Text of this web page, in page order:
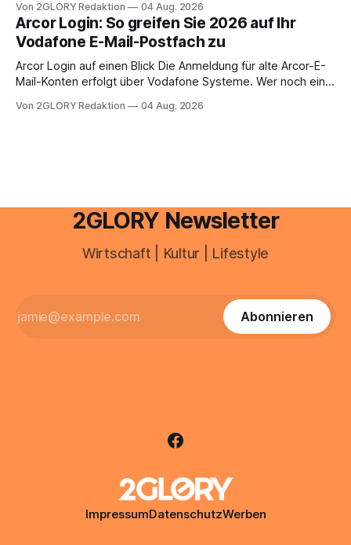
abwesenheiten und die gesamte kommunikation rund um
Ihr personal digital zu organisieren. In diesem Leitfaden
erfahren Sie alles, was Sie für einen reibungslosen Einstieg
brauchen, von der Registrierung
Von 2GLORY Redaktion 04 Aug. 2026
Arcor Login: So greifen Sie 2026 auf Ihr
Vodafone E-Mail-Postfach zu
Arcor Login auf einen Blick Die Anmeldung für alte Arcor-E-
Mail-Konten erfolgt über Vodafone Systeme. Wer noch eine
besitzt, loggt sich heute über das Vodafone E-Mail & Cloud
Von 2GLORY Redaktion 04 Aug. 2026
2GLORY Newsletter
Wirtschaft | Kultur | Lifestyle
Abonnieren
ImpressumDatenschutzWerben